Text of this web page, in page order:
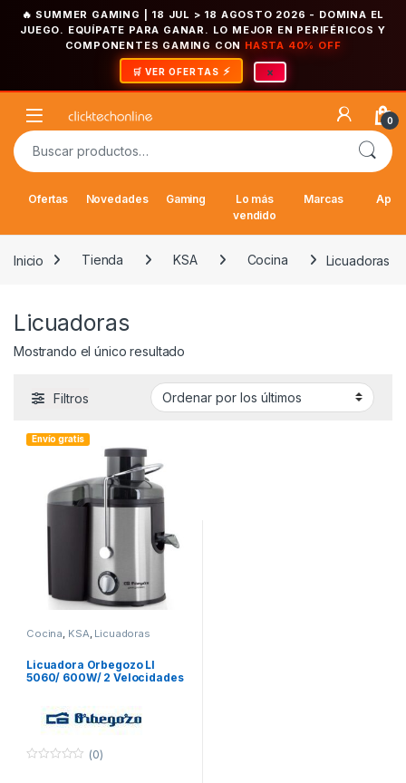
🔥 SUMMER GAMING | 18 JUL > 18 AGOSTO 2026 - DOMINA EL
JUEGO. EQUÍPATE PARA GANAR. LO MEJOR EN PERIFÉRICOS Y
COMPONENTES GAMING CON HASTA 40% OFF
🛒 VER OFERTAS ×
Open 0
Buscar por:
Ofertas Novedades Gaming
Lo más
vendido
Marcas
Inicio Tienda KSA Cocina Licuadoras
Licuadoras
Mostrando el único resultado
Filtros
Envío gratis
Cocina KSA Licuadoras
Licuadora Orbegozo LI
5060/ 600W/ 2 Velocidades
(0)